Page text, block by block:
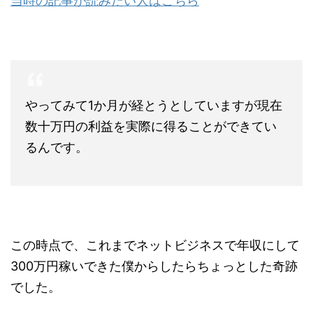
やってみて1か月が経とうとしていますが現在
数十万円の利益を実際に得ることができてい
るんです。
この時点で、これまでネットビジネスで年収にして
300万円稼いできた僕からしたらちょっとした奇跡
でした。